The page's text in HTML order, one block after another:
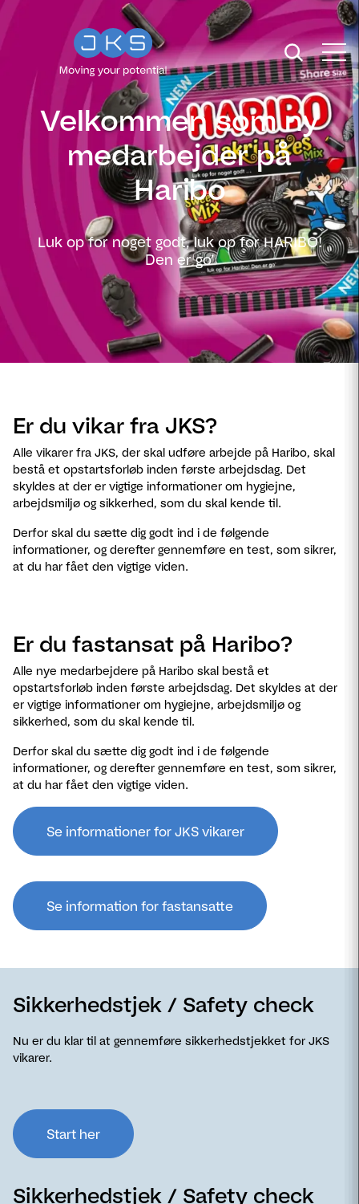
Velkommen som ny
medarbejder på
Haribo
Luk op for noget godt, luk op for HARIBO!
Den er go’
Er du vikar fra JKS?
Alle vikarer fra JKS, der skal udføre arbejde på Haribo, skal
bestå et opstartsforløb inden første arbejdsdag. Det
skyldes at der er vigtige informationer om hygiejne,
arbejdsmiljø og sikkerhed, som du skal kende til.
Derfor skal du sætte dig godt ind i de følgende
informationer, og derefter gennemføre en test, som sikrer,
at du har fået den vigtige viden.
Er du fastansat på Haribo?
Alle nye medarbejdere på Haribo skal bestå et
opstartsforløb inden første arbejdsdag. Det skyldes at der
er vigtige informationer om hygiejne, arbejdsmiljø og
sikkerhed, som du skal kende til.
Derfor skal du sætte dig godt ind i de følgende
informationer, og derefter gennemføre en test, som sikrer,
at du har fået den vigtige viden.
Se informationer for JKS vikarer
Se information for fastansatte
Sikkerhedstjek / Safety check
Nu er du klar til at gennemføre sikkerhedstjekket for JKS
vikarer.
Start her
Sikkerhedstjek / Safety check